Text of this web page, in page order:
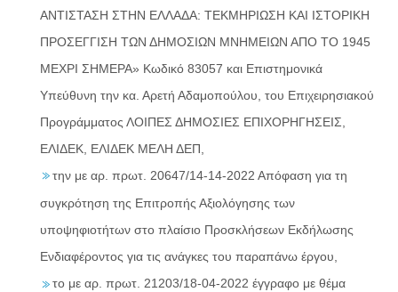
ΑΝΤΙΣΤΑΣΗ ΣΤΗΝ ΕΛΛΑΔΑ: ΤΕΚΜΗΡΙΩΣΗ ΚΑΙ ΙΣΤΟΡΙΚΗ
ΠΡΟΣΕΓΓΙΣΗ ΤΩΝ ΔΗΜΟΣΙΩΝ ΜΝΗΜΕΙΩΝ ΑΠΟ ΤΟ 1945
ΜΕΧΡΙ ΣΗΜΕΡΑ» Κωδικό 83057 και Επιστημονικά
Υπεύθυνη την κα. Αρετή Αδαμοπούλου, του Επιχειρησιακού
Προγράμματος ΛΟΙΠΕΣ ΔΗΜΟΣΙΕΣ ΕΠΙΧΟΡΗΓΗΣΕΙΣ,
ΕΛΙΔΕΚ, ΕΛΙΔΕΚ ΜΕΛΗ ΔΕΠ,
την με αρ. πρωτ. 20647/14-14-2022 Απόφαση για τη
συγκρότηση της Επιτροπής Αξιολόγησης των
υποψηφιοτήτων στο πλαίσιο Προσκλήσεων Εκδήλωσης
Ενδιαφέροντος για τις ανάγκες του παραπάνω έργου,
το με αρ. πρωτ. 21203/18-04-2022 έγγραφο με θέμα